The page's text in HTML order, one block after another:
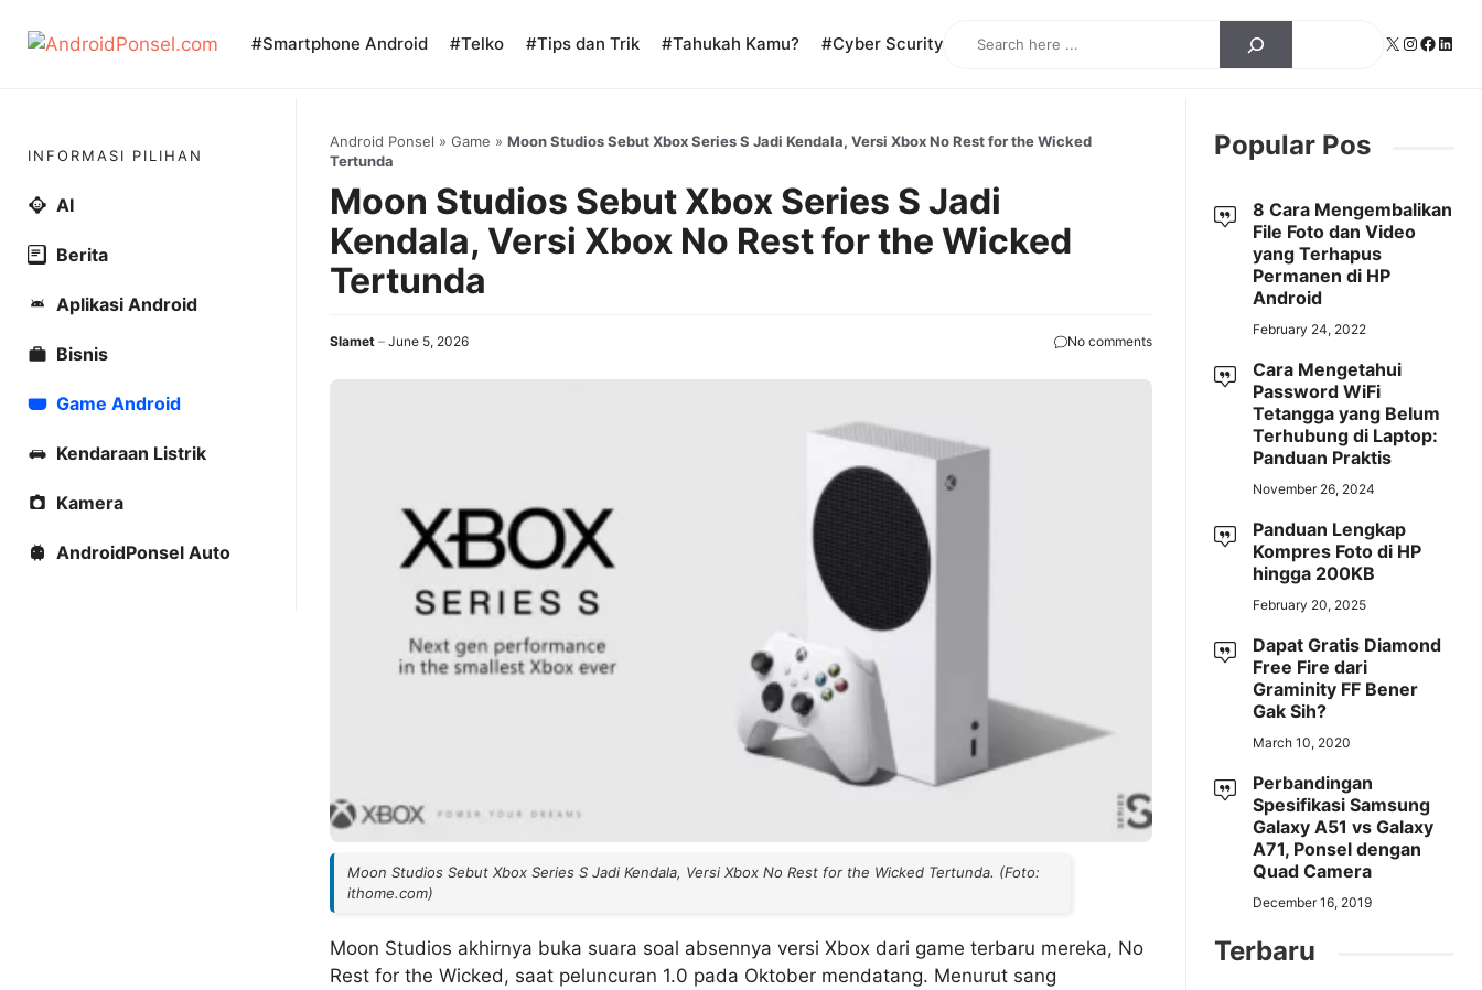
X Instagram
#Smartphone Android #Telko #Tips dan Trik #Tahukah Kamu? #Cyber Scurity
Android Ponsel » Game » Moon Studios Sebut Xbox Series S Jadi Kendala, Versi Xbox No Rest for the Wicked
Tertunda
Moon Studios Sebut Xbox Series S Jadi
Kendala, Versi Xbox No Rest for the Wicked
Tertunda
Slamet June 5, 2026 No comments
Moon Studios Sebut Xbox Series S Jadi Kendala, Versi Xbox No Rest for the Wicked Tertunda. (Foto:
ithome.com)
Moon Studios akhirnya buka suara soal absennya versi Xbox dari game terbaru mereka, No
Rest for the Wicked, saat peluncuran 1.0 pada Oktober mendatang. Menurut sang
INFORMASI PILIHAN
AI
Berita
Aplikasi Android
Bisnis
Game Android
Kendaraan Listrik
Kamera
AndroidPonsel Auto
Popular Pos
8 Cara Mengembalikan
File Foto dan Video
yang Terhapus
Permanen di HP
Android
February 24, 2022
Cara Mengetahui
Password WiFi
Tetangga yang Belum
Terhubung di Laptop:
Panduan Praktis
November 26, 2024
Panduan Lengkap
Kompres Foto di HP
hingga 200KB
February 20, 2025
Dapat Gratis Diamond
Free Fire dari
Graminity FF Bener
Gak Sih?
March 10, 2020
Perbandingan
Spesifikasi Samsung
Galaxy A51 vs Galaxy
A71, Ponsel dengan
Quad Camera
December 16, 2019
Terbaru